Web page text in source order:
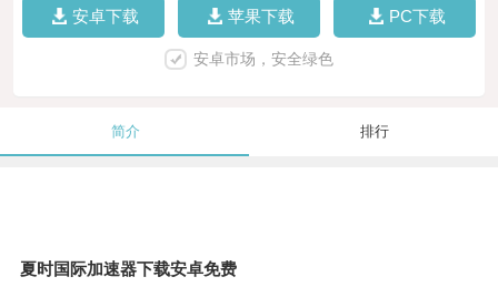
安卓下载 苹果下载 PC下载
安卓市场，安全绿色
简介 排行
夏时国际加速器下载安卓免费